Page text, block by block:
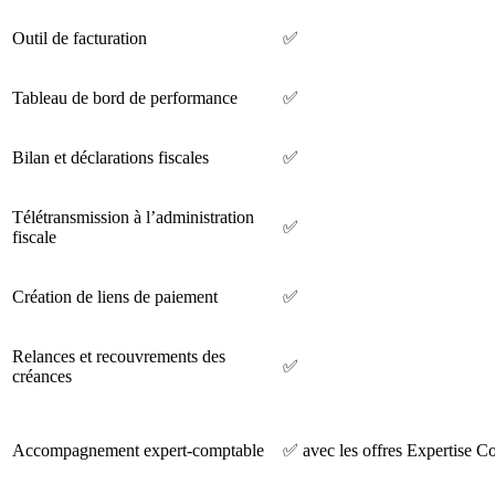
Outil de facturation ✅
Tableau de bord de performance ✅
Bilan et déclarations fiscales ✅
Télétransmission à l’administration
fiscale
✅
Création de liens de paiement ✅
Relances et recouvrements des
créances
✅
Accompagnement expert-comptable ✅ avec les offres Expertise